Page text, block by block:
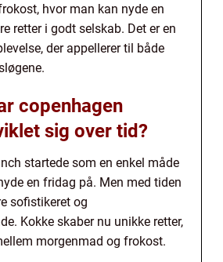
hvor man kan nyde en
retter i godt selskab. Det er en
der appellerer til både
copenhagen
sig over tid?
startede som en enkel måde
en fridag på. Men med tiden
sofistikeret og
Kokke skaber nu unikke retter,
morgenmad og frokost.